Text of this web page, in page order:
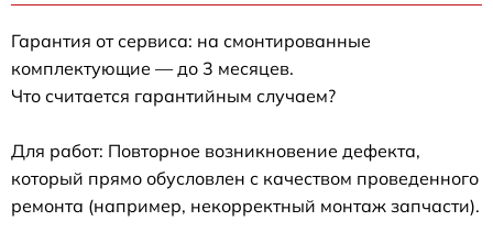
Гарантия от сервиса: на смонтированные
комплектующие — до 3 месяцев.
Что считается гарантийным случаем?
Для работ: Повторное возникновение дефекта,
который прямо обусловлен с качеством проведенного
ремонта (например, некорректный монтаж запчасти).